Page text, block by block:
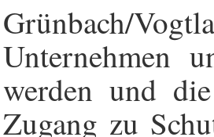
Grünbach/
Unternehmen
werden und
Zugang zu